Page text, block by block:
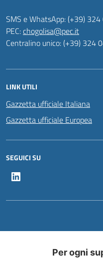
SMS e WhatsApp: (+39)
PEC:chogolisa@pec.it
Centralino unico: (+39) 324
LINK UTILI
Gazzetta ufficiale Italiana
Gazzetta ufficiale Europea
SEGUICI SU
Per ogni